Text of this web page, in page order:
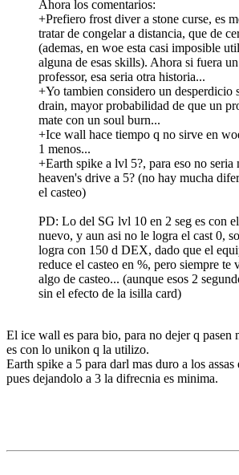
Ahora los comentarios:
+Prefiero frost diver a stone curse, es
tratar de congelar a distancia, que de
(ademas, en woe esta casi imposible
alguna de esas skills). Ahora si fuera un
professor, esa seria otra historia...
+Yo tambien considero un desperdicio
drain, mayor probabilidad de que un
mate con un soul burn...
+Ice wall hace tiempo q no sirve en
1 menos...
+Earth spike a lvl 5?, para eso no seria
heaven's drive a 5? (no hay mucha
el casteo)
PD: Lo del SG lvl 10 en 2 seg es con
nuevo, y aun asi no le logra el cast 0,
logra con 150 d DEX, dado que el
reduce el casteo en %, pero siempre te
algo de casteo... (aunque esos 2
sin el efecto de la isilla card)
El ice wall es para bio, para no dejer q pasen
es con lo unikon q la utilizo.
Earth spike a 5 para darl mas duro a los
pues dejandolo a 3 la difrecnia es minima.